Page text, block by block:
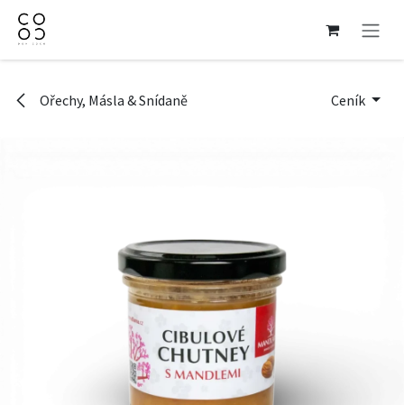
Přejít na obsah
Ořechy, Másla & Snídaně Ceník